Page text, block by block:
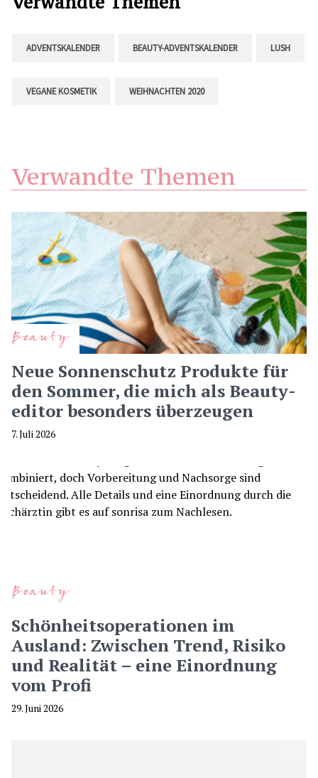
ADVENTSKALENDER BEAUTY-ADVENTSKALENDER LUSH
VEGANE KOSMETIK WEIHNACHTEN 2020
Verwandte Themen
Beauty
Neue Sonnenschutz Produkte für
den Sommer, die mich als Beauty-
editor besonders überzeugen
7. Juli 2026
Beauty
Schönheitsoperationen im
Ausland: Zwischen Trend, Risiko
und Realität – eine Einordnung
vom Profi
29. Juni 2026